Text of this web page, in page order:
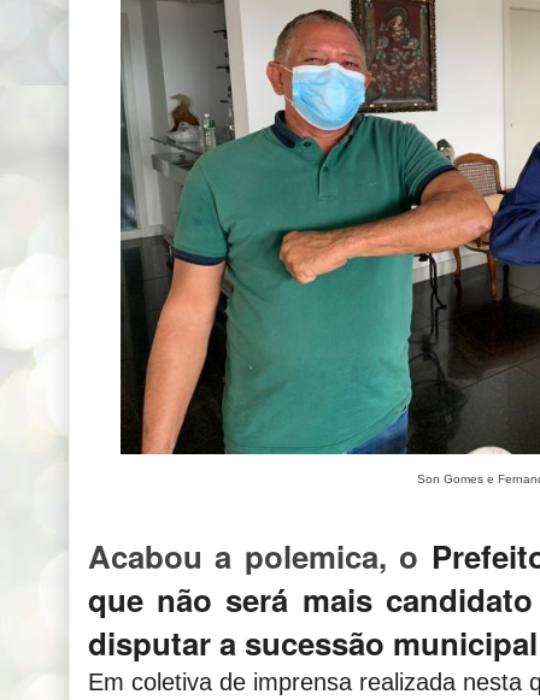
Son Gomes e
Acabou a polemica, o
que não será mais
disputar a sucessão
Em coletiva de imprensa realizada nesta